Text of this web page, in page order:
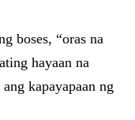
boses, “oras na
hayaan na
kapayapaan ng